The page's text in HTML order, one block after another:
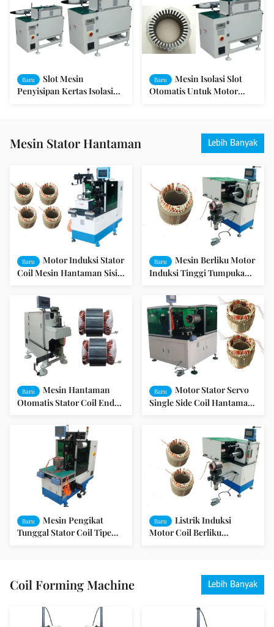
Baru
Slot Mesin
Penyisipan Kertas Isolasi
Baru
Mesin Isolasi Slot
Otomatis Untuk Motor
Mesin Stator Hantaman Lebih Banyak
Baru
Motor Induksi Stator
Coil Mesin Hantaman Sisi
Baru
Mesin Berliku Motor
Induksi Tinggi Tumpukan
Baru
Mesin Hantaman
Otomatis Stator Coil End
Baru
Motor Stator Servo
Single Side Coil Hantaman
Baru
Mesin Pengikat
Tunggal Stator Coil Tipe
Baru
Listrik Induksi
Motor Coil Berliku
Coil Forming Machine Lebih Banyak